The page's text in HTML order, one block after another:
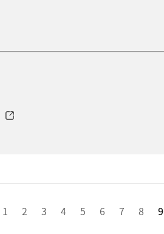
1 2 3 4 5 6 7 8 9